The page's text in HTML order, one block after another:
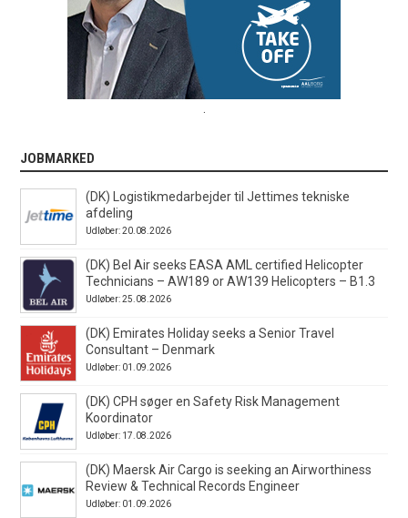
JOBMARKED
(DK) Logistikmedarbejder til Jettimes tekniske
afdeling
Udløber: 20.08.2026
(DK) Bel Air seeks EASA AML certified Helicopter
Technicians – AW189 or AW139 Helicopters – B1.3
Udløber: 25.08.2026
(DK) Emirates Holiday seeks a Senior Travel
Consultant – Denmark
Udløber: 01.09.2026
(DK) CPH søger en Safety Risk Management
Koordinator
Udløber: 17.08.2026
(DK) Maersk Air Cargo is seeking an Airworthiness
Review & Technical Records Engineer
Udløber: 01.09.2026